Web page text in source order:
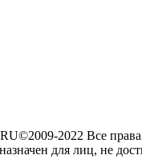
2022 Все
для лиц, не